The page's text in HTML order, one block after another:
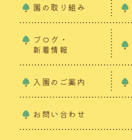
園の取り組み
ブログ・
新着情報
入園のご案内
お問い合わせ